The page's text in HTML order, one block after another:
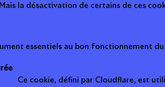
la désactivation de certains de ces
essentiels au bon fonctionnement
Ce cookie, défini par Cloudflare, est